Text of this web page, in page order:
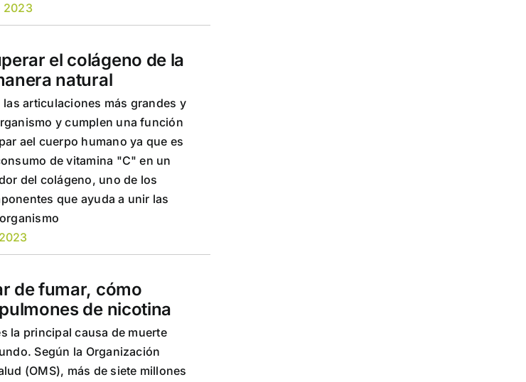
2023
el colágeno de la
natural
articulaciones más grandes y
y cumplen una función
ael cuerpo humano ya que es
de vitamina "C" en un
del colágeno, uno de los
que ayuda a unir las
de fumar, cómo
de nicotina
la principal causa de muerte
Según la Organización
(OMS), más de siete millones